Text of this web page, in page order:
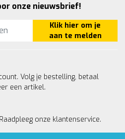
onze nieuwsbrief!
Klik hier om je
aan te melden
Volg je bestelling, betaal
een artikel.
onze klantenservice.